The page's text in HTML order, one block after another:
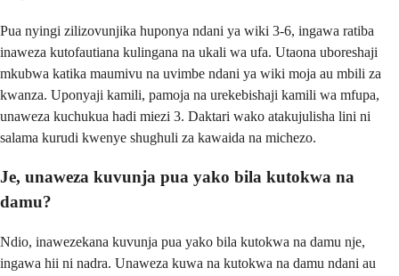
Pua nyingi zilizovunjika huponya ndani ya wiki 3-6, ingawa ratiba
inaweza kutofautiana kulingana na ukali wa ufa. Utaona uboreshaji
mkubwa katika maumivu na uvimbe ndani ya wiki moja au mbili za
kwanza. Uponyaji kamili, pamoja na urekebishaji kamili wa mfupa,
unaweza kuchukua hadi miezi 3. Daktari wako atakujulisha lini ni
salama kurudi kwenye shughuli za kawaida na michezo.
Je, unaweza kuvunja pua yako bila kutokwa na
damu?
Ndio, inawezekana kuvunja pua yako bila kutokwa na damu nje,
ingawa hii ni nadra. Unaweza kuwa na kutokwa na damu ndani au